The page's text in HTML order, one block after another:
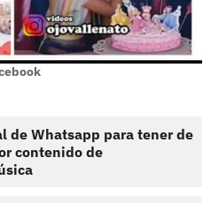
de Whatsapp para tener de
contenido de